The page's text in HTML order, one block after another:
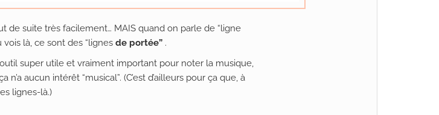
de suite très facilement… MAIS quand on parle de “ligne
vois là, ce sont des “lignes de portée” .
super utile et vraiment important pour noter la musique,
aucun intérêt “musical”. (C’est d’ailleurs pour ça que, à
lignes-là.)